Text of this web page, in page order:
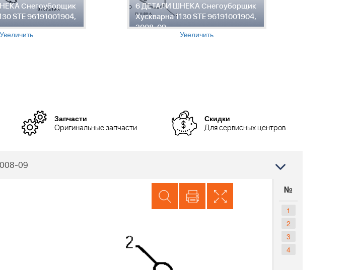
Снегоуборщик
STE 96191001904,
Увеличить
6 ДЕТАЛИ ШНЕКА Снегоуборщик
Хускварна 1130 STE 96191001904,
2008-09
Увеличить
Запчасти
Оригинальные запчасти
Скидки
Для сервисных центров
09
№
1
2
3
4